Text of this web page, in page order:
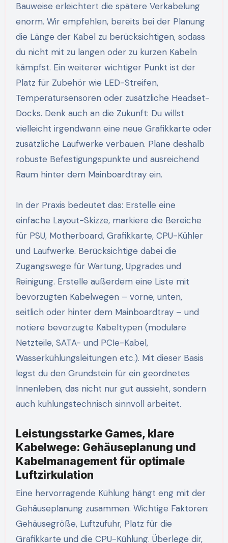
Bauweise erleichtert die spätere Verkabelung
enorm. Wir empfehlen, bereits bei der Planung
die Länge der Kabel zu berücksichtigen, sodass
du nicht mit zu langen oder zu kurzen Kabeln
kämpfst. Ein weiterer wichtiger Punkt ist der
Platz für Zubehör wie LED-Streifen,
Temperatursensoren oder zusätzliche Headset-
Docks. Denk auch an die Zukunft: Du willst
vielleicht irgendwann eine neue Grafikkarte oder
zusätzliche Laufwerke verbauen. Plane deshalb
robuste Befestigungspunkte und ausreichend
Raum hinter dem Mainboardtray ein.
In der Praxis bedeutet das: Erstelle eine
einfache Layout-Skizze, markiere die Bereiche
für PSU, Motherboard, Grafikkarte, CPU-Kühler
und Laufwerke. Berücksichtige dabei die
Zugangswege für Wartung, Upgrades und
Reinigung. Erstelle außerdem eine Liste mit
bevorzugten Kabelwegen – vorne, unten,
seitlich oder hinter dem Mainboardtray – und
notiere bevorzugte Kabeltypen (modulare
Netzteile, SATA- und PCIe-Kabel,
Wasserkühlungsleitungen etc.). Mit dieser Basis
legst du den Grundstein für ein geordnetes
Innenleben, das nicht nur gut aussieht, sondern
auch kühlungstechnisch sinnvoll arbeitet.
Leistungsstarke Games, klare
Kabelwege: Gehäuseplanung und
Kabelmanagement für optimale
Luftzirkulation
Eine hervorragende Kühlung hängt eng mit der
Gehäuseplanung zusammen. Wichtige Faktoren:
Gehäusegröße, Luftzufuhr, Platz für die
Grafikkarte und die CPU-Kühlung. Überlege dir,